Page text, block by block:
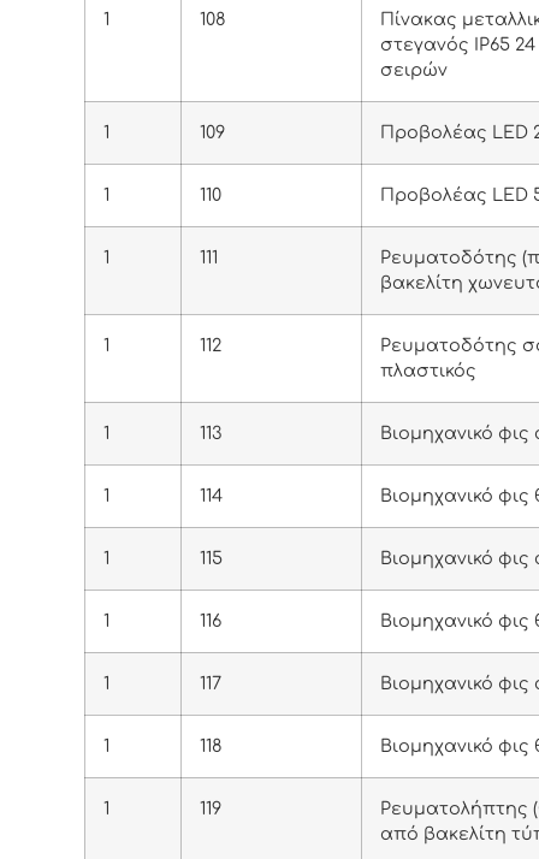
1 108
Πίνακας
στεγανός IP65
σειρών
1 109 Προβολέας LED
1 110 Προβολέας LED
1 111
Ρευματοδότης
βακελίτη
1 112
Ρευματοδότης
πλαστικός
1 113 Βιομηχανικό φις
1 114 Βιομηχανικό φις
1 115 Βιομηχανικό φις
1 116 Βιομηχανικό
1 117 Βιομηχανικό
1 118 Βιομηχανικό
1 119
Ρευματολήπτης
από βακελίτη